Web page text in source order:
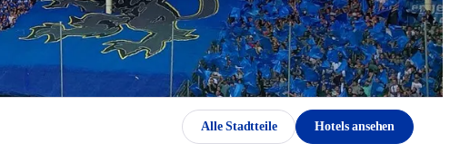
Alle Stadtteile Hotels ansehen